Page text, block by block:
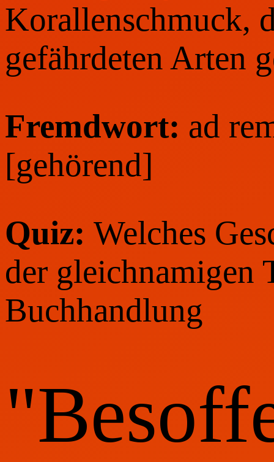
Korallenschmuck,
gefährdeten Arten
Fremdwort: ad
[gehörend]
Quiz: Welches
der gleichnamigen
Buchhandlung